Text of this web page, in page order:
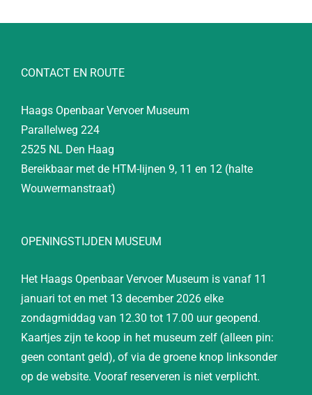
CONTACT EN ROUTE
Haags Openbaar Vervoer Museum
Parallelweg 224
2525 NL Den Haag
Bereikbaar met de HTM-lijnen 9, 11 en 12 (halte
Wouwermanstraat)
OPENINGSTIJDEN MUSEUM
Het Haags Openbaar Vervoer Museum is vanaf 11
januari tot en met 13 december 2026 elke
zondagmiddag van 12.30 tot 17.00 uur geopend.
Kaartjes zijn te koop in het museum zelf (alleen pin:
geen contant geld), of via de groene knop linksonder
op de website. Vooraf reserveren is niet verplicht.